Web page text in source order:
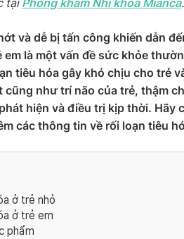
tạiPhòng khám Nhi khoa Mianca.
và dễ bị tấn công khiến dẫn
là một vấn đề sức khỏe
tiêu hóa gây khó chịu cho trẻ
như trí não của trẻ, thậm
hiện và điều trị kịp thời. Hãy
các thông tin về rối loạn tiêu
ở trẻ nhỏ
ở trẻ em
phẩm